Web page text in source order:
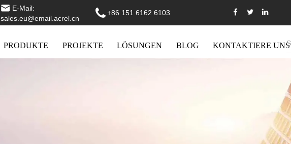
E-Mail:
sales.eu@email.acrel.cn
+86 151 6162 6103
PRODUKTE PROJEKTE LÖSUNGEN BLOG KONTAKTIERE UNS